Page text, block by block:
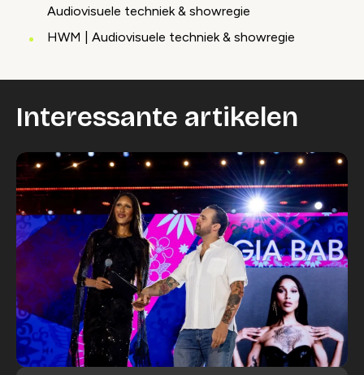
Audiovisuele techniek & showregie
HWM | Audiovisuele techniek & showregie
Interessante artikelen